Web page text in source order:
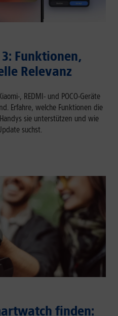
Funktionen,
Relevanz
, REDMI- und POCO-Geräte
Erfahre, welche Funktionen die
sie unterstützen und wie
suchst.
finden: